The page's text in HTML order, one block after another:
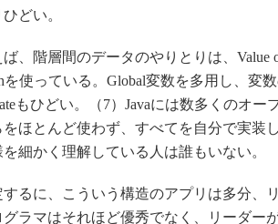
どい。
、階層間のデータのやりとりは、Value
を使っている。Global変数を多用し、変
もひどい。（7）Javaには数多くのオー
をほとんど使わず、すべてを自分で実装
細かく理解している人は誰もいない。
るに、こういう構造のアプリは多分、
グラマはそれほど優秀でなく、リーダー